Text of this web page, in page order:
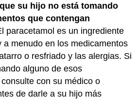
su hijo no está tomando
que contengan
paracetamol es un ingrediente
a menudo en los medicamentos
o resfriado y las alergias. Si
alguno de esos
con su médico o
de darle a su hijo más